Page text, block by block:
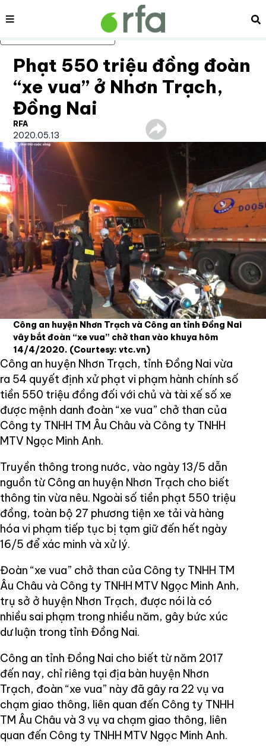
Bỏ qua nội dung chính
Nội dung
Phạt 550 triệu đồng đoàn
“xe vua” ở Nhơn Trạch,
Đồng Nai
RFA
2020.05.13
Công an huyện Nhơn Trạch và Công an tỉnh Đồng Nai
vây bắt đoàn “xe vua” chở than vào khuya hôm
14/4/2020. (Courtesy: vtc.vn)
Công an huyện Nhơn Trạch, tỉnh Đồng Nai vừa
ra 54 quyết định xử phạt vi phạm hành chính số
tiền 550 triệu đồng đối với chủ và tài xế số xe
được mệnh danh đoàn “xe vua” chở than của
Công ty TNHH TM Âu Châu và Công ty TNHH
MTV Ngọc Minh Anh.
Truyền thông trong nước, vào ngày 13/5 dẫn
nguồn từ Công an huyện Nhơn Trạch cho biết
thông tin vừa nêu. Ngoài số tiền phạt 550 triệu
đồng, toàn bộ 27 phương tiện xe tải và hàng
hóa vi phạm tiếp tục bị tạm giữ đến hết ngày
16/5 để xác minh và xử lý.
Đoàn “xe vua” chở than của Công ty TNHH TM
Âu Châu và Công ty TNHH MTV Ngọc Minh Anh,
trụ sở ở huyện Nhơn Trạch, được nói là có
nhiều sai phạm trong nhiều năm, gây bức xúc
dư luận trong tỉnh Đồng Nai.
Công an tỉnh Đồng Nai cho biết từ năm 2017
đến nay, chỉ riêng tại địa bàn huyện Nhơn
Trạch, đoàn “xe vua” này đã gây ra 22 vụ va
chạm giao thông, liên quan đến Công ty TNHH
TM Âu Châu và 3 vụ va chạm giao thông, liên
quan đến Công ty TNHH MTV Ngọc Minh Anh.